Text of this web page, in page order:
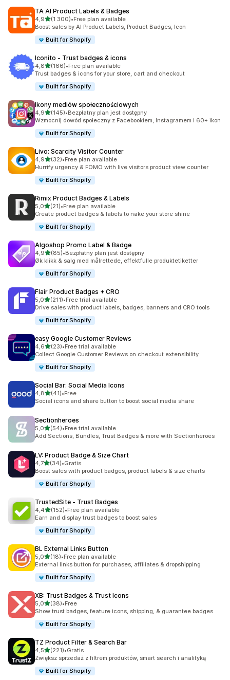
TA AI Product Labels & Badges
4,9na 5 gwiazdek
(1 300)
Łączna liczba recenzji: 1300
•Free plan available
Boost sales by AI Product Labels, Product Badges, Icon
Built for Shopify
Iconito ‑ Trust badges & icons
4,8na 5 gwiazdek
(166)
Łączna liczba recenzji: 166
•Free plan available
Trust badges & icons for your store, cart and checkout
Built for Shopify
Ikony mediów społecznościowych
4,9na 5 gwiazdek
(145)
Łączna liczba recenzji: 145
•Bezpłatny plan jest dostępny
Wzmocnij dowód społeczny z Facebookiem, Instagramem i 60+ ikon
Built for Shopify
Livo: Scarcity Visitor Counter
4,9na 5 gwiazdek
(32)
Łączna liczba recenzji: 32
•Free plan available
Hurrify urgency & FOMO with live visitors product view counter
Built for Shopify
Rimix Product Badges & Labels
5,0na 5 gwiazdek
(21)
Łączna liczba recenzji: 21
•Free plan available
Create product badges & labels to nake your store shine
Built for Shopify
Algoshop Promo Label & Badge
4,9na 5 gwiazdek
(85)
Łączna liczba recenzji: 85
•Bezpłatny plan jest dostępny
Øk klikk & salg med målrettede, effektfulle produktetiketter
Built for Shopify
Flair Product Badges + CRO
5,0na 5 gwiazdek
(211)
Łączna liczba recenzji: 211
•Free trial available
Drive sales with product labels, badges, banners and CRO tools
Built for Shopify
easy Google Customer Reviews
4,6na 5 gwiazdek
(23)
Łączna liczba recenzji: 23
•Free trial available
Collect Google Customer Reviews on checkout extensibility
Built for Shopify
Social Bar: Social Media Icons
4,8na 5 gwiazdek
(41)
Łączna liczba recenzji: 41
•Free
Social icons and share button to boost social media share
Sectionheroes
5,0na 5 gwiazdek
(54)
Łączna liczba recenzji: 54
•Free trial available
Add Sections, Bundles, Trust Badges & more with Sectionheroes
LV: Product Badge & Size Chart
4,7na 5 gwiazdek
(34)
Łączna liczba recenzji: 34
•Gratis
Boost sales with product badges, product labels & size charts
Built for Shopify
TrustedSite ‑ Trust Badges
4,4na 5 gwiazdek
(152)
Łączna liczba recenzji: 152
•Free plan available
Earn and display trust badges to boost sales
Built for Shopify
BL External Links Button
5,0na 5 gwiazdek
(18)
Łączna liczba recenzji: 18
•Free plan available
External links button for purchases, affiliates & dropshipping
Built for Shopify
XB: Trust Badges & Trust Icons
5,0na 5 gwiazdek
(38)
Łączna liczba recenzji: 38
•Free
Show trust badges, feature icons, shipping, & guarantee badges
Built for Shopify
TZ Product Filter & Search Bar
4,5na 5 gwiazdek
(221)
Łączna liczba recenzji: 221
•Gratis
Zwiększ sprzedaż z filtrem produktów, smart search i analityką
Built for Shopify